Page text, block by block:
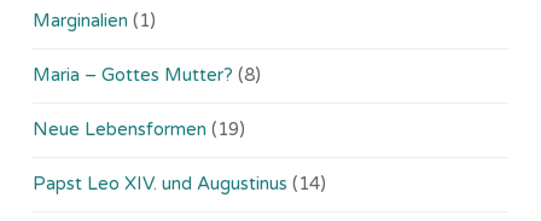
Marginalien (1)
Maria – Gottes Mutter? (8)
Neue Lebensformen (19)
Papst Leo XIV. und Augustinus (14)